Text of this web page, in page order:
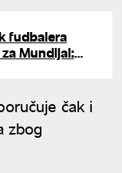
fudbalera
Mundijal:
čak i
zbog